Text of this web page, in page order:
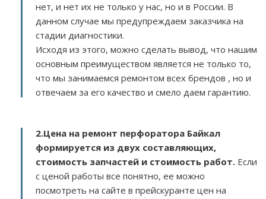
нет, и нет их не только у нас, но и в России. В
данном случае мы предупреждаем заказчика на
стадии диагностики.
Исходя из этого, можно сделать вывод, что нашим
основным преимуществом является не только то,
что мы занимаемся ремонтом всех брендов , но и
отвечаем за его качество и смело даем гарантию.
2.Цена на ремонт перфоратора Байкал
формируется из двух составляющих,
стоимость запчастей и стоимость работ. Если
с ценой работы все понятно, ее можно
посмотреть на сайте в прейскуранте цен на